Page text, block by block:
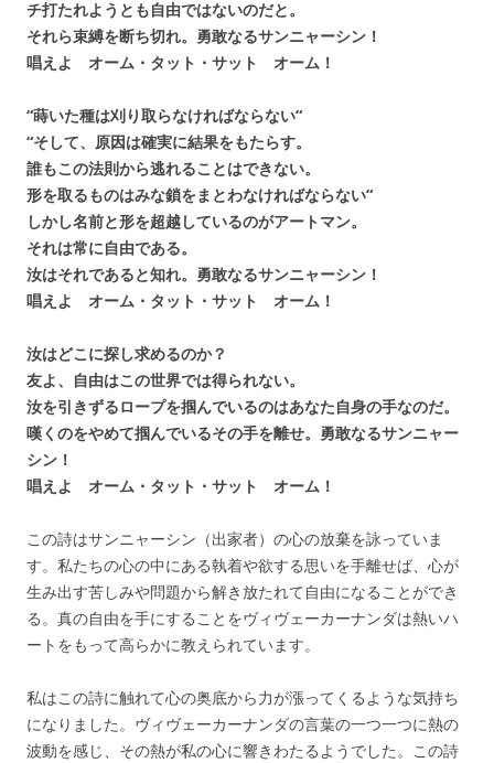
チ打たれようとも自由ではないのだと。
それら束縛を断ち切れ。勇敢なるサンニャーシン！
唱えよ オーム・タット・サット オーム！
“蒔いた種は刈り取らなければならない“
“そして、原因は確実に結果をもたらす。
誰もこの法則から逃れることはできない。
形を取るものはみな鎖をまとわなければならない“
しかし名前と形を超越しているのがアートマン。
それは常に自由である。
汝はそれであると知れ。勇敢なるサンニャーシン！
唱えよ オーム・タット・サット オーム！
汝はどこに探し求めるのか？
友よ、自由はこの世界では得られない。
汝を引きずるロープを掴んでいるのはあなた自身の手なのだ。
嘆くのをやめて掴んでいるその手を離せ。勇敢なるサンニャー
シン！
唱えよ オーム・タット・サット オーム！
この詩はサンニャーシン（出家者）の心の放棄を詠っていま
す。私たちの心の中にある執着や欲する思いを手離せば、心が
生み出す苦しみや問題から解き放たれて自由になることができ
る。真の自由を手にすることをヴィヴェーカーナンダは熱いハ
ートをもって高らかに教えられています。
私はこの詩に触れて心の奥底から力が漲ってくるような気持ち
になりました。ヴィヴェーカーナンダの言葉の一つ一つに熱の
波動を感じ、その熱が私の心に響きわたるようでした。この詩